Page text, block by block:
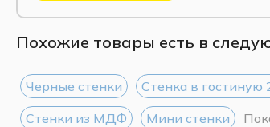
Похожие товары есть в
Черные стенки Стенка в гостиную
Стенки из МДФ
Мини стенки